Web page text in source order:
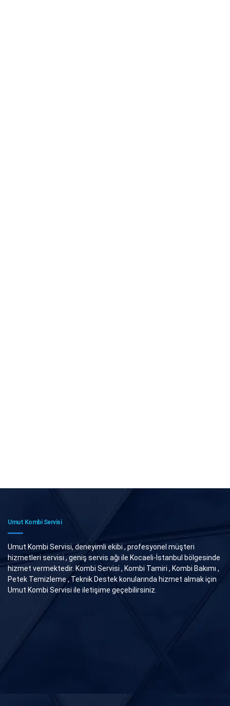
Umut Kombi Servisi
Umut Kombi Servisi, deneyimli ekibi , profesyonel müşteri
hizmetleri servisi , geniş servis ağı ile Kocaeli-İstanbul bölgesinde
hizmet vermektedir. Kombi Servisi , Kombi Tamiri , Kombi Bakımı ,
Petek Temizleme , Teknik Destek konularında hizmet almak için
Umut Kombi Servisi ile iletişime geçebilirsiniz.